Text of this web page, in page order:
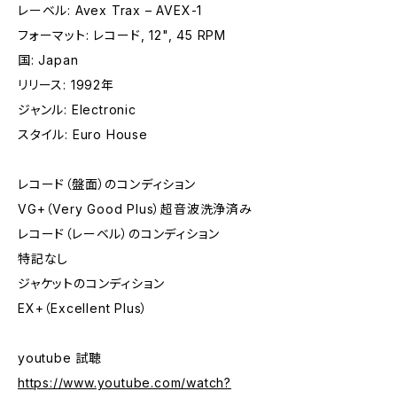
レーベル: Avex Trax – AVEX-1
フォーマット: レコード, 12", 45 RPM
国: Japan
リリース: 1992年
ジャンル: Electronic
スタイル: Euro House
レコード（盤面）のコンディション
VG+（Very Good Plus）超音波洗浄済み
レコード（レーベル）のコンディション
特記なし
ジャケットのコンディション
EX+（Excellent Plus）
youtube 試聴
https://www.youtube.com/watch?